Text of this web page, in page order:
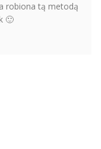
robiona tą metodą
🙂